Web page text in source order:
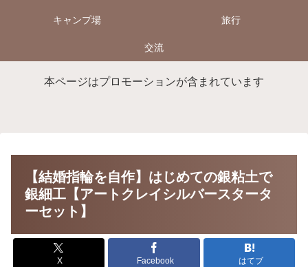
キャンプ場 旅行
交流
本ページはプロモーションが含まれています
【結婚指輪を自作】はじめての銀粘土で
銀細工【アートクレイシルバースタータ
ーセット】
X Facebook はてブ